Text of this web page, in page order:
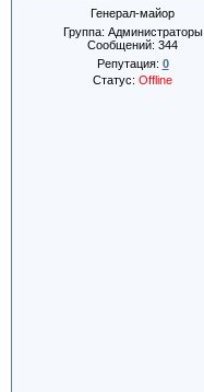
Генерал-майор
Группа: Администраторы
Сообщений: 344
Репутация: 0
Статус: Offline